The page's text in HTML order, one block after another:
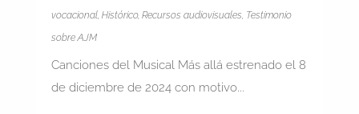
vocacional, Histórico, Recursos audiovisuales Testimonio
sobre AJM
Canciones del Musical Más allá estrenado el 8
de diciembre de 2024 con motivo...